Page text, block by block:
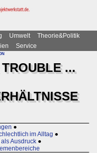
Umwelt
Theorie&Politik
Service
...
●
im Alltag ●
Ausdruck ●